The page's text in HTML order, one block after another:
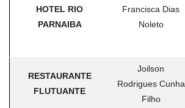
HOTEL RIO
PARNAIBA
Francisca Dias
Noleto
RESTAURANTE
FLUTUANTE
Joilson
Rodrigues Cunha
Filho